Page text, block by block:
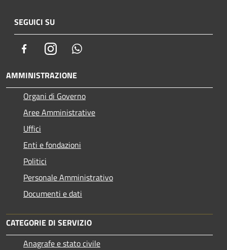
SEGUICI SU
FacebookInstagram
AMMINISTRAZIONE
Organi di Governo
Aree Amministrative
Uffici
Enti e fondazioni
Politici
Personale Amministrativo
Documenti e dati
CATEGORIE DI SERVIZIO
Anagrafe e stato civile